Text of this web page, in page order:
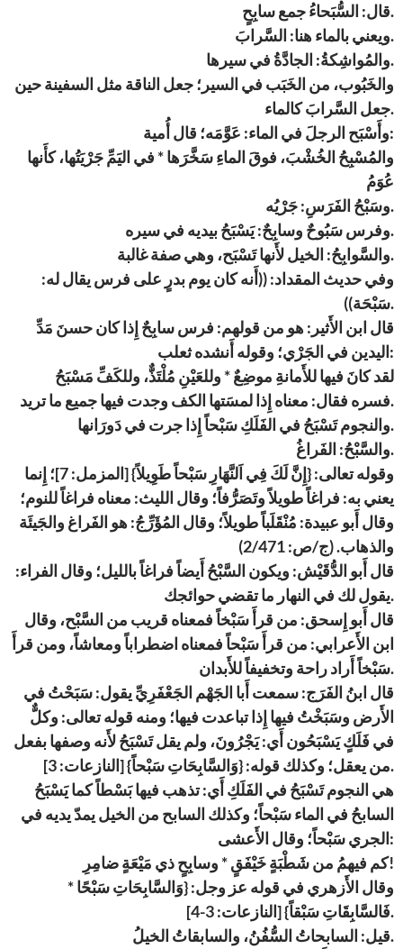
قال: السُّبَحاءُ جمع سابِحٍ.
ويعني بالماء هنا: السَّرابَ.
والمُواشِكةُ: الجادَّةُ في سيرها.
والخَبُوب، من الخَبَب في السير؛ جعل الناقة مثل السفينة حين
جعل السَّرابَ كالماء.
وأَسْبَح الرجلَ في الماء: عَوَّمَه؛ قال أُمية:
والمُسْبِحُ الخُشْبَ، فوقَ الماءِ سَخَّرَها * في اليَمِّ جَرْيَتُها، كأَنها
عُوَمُ
وسَبْحُ الفَرَسِ: جَرْيُه.
وفرس سَبُوحٌ وسابِحٌ: يَسْبَحُ بيديه في سيره.
والسَّوابِحُ: الخيل لأَنها تَسْبَح، وهي صفة غالبة.
وفي حديث المقداد: ((أَنه كان يوم بدرٍ على فرس يقال له:
سَبْحَة)).
قال ابن الأَثير: هو من قولهم: فرس سابِحٌ إِذا كان حسنَ مَدِّ
اليدين في الجَرْي؛ وقوله أَنشده ثعلب:
لقد كانَ فيها للأَمانةِ موضِعٌ * وللعَيْنِ مُلْتَذٌّ، وللكَفِّ مَسْبَحُ
فسره فقال: معناه إِذا لمسَتها الكف وجدت فيها جميع ما تريد.
والنجوم تَسْبَحُ في الفَلَكِ سَبْحاً إِذا جرت في دَورَانها.
والسَّبْحُ: الفَراغُ.
وقوله تعالى: {إِنَّ لَكَ فِي اَلنَّهَارِ سَبْحاً طَوِيلاً} [المزمل: 7]؛ إِنما
يعني به: فراغاً طويلاً وتَصَرُّفاً؛ وقال الليث: معناه فراغاً للنوم؛
وقال أَبو عبيدة: مُنْقَلَباً طويلاً؛ وقال المُؤَرِّجُ: هو الفَراغ والجَيئَة
والذهاب. (ج/ص: 2/471)
قال أَبو الدُّقَيْش: ويكون السَّبْحُ أَيضاً فراغاً بالليل؛ وقال الفراء:
يقول لك في النهار ما تقضي حوائجك.
قال أَبو إِسحق: من قرأَ سَبْخاً فمعناه قريب من السَّبْح، وقال
ابن الأَعرابي: من قرأَ سَبْحاً فمعناه اضطراباً ومعاشاً، ومن قرأَ
سَبْخاً أَراد راحة وتخفيفاً للأَبدان.
قال ابنُ الفَرَج: سمعت أَبا الجَهْم الجَعْفَرِيِّ يقول: سَبَحْتُ في
الأَرض وسَبَخْتُ فيها إِذا تباعدت فيها؛ ومنه قوله تعالى: وكلٌّ
في فَلَكٍ يَسْبَحُون أَي: يَجْرُونَ، ولم يقل تَسْبَحُ لأَنه وصفها بفعل
من يعقل؛ وكذلك قوله: {وَالسَّابِحَاتِ سَبْحاً} [النازعات: 3].
هي النجوم تَسْبَحُ في الفَلَكِ أَي: تذهب فيها بَسْطاً كما يَسْبَحُ
السابحُ في الماء سَبْحاً؛ وكذلك السابح من الخيل يمدّ يديه في
الجري سَبْحاً؛ وقال الأَعشى:
كم فيهمُ من شَطْبَةٍ خَيْفَقٍ * وسابِحٍ ذي مَيْعَةٍ ضامِرِ!
وقال الأَزهري في قوله عز وجل: {وَالسَّابِحَاتِ سَبْحًا *
فَالسَّابِقَاتِ سَبْقاً} [النازعات: 3-4].
قيل: السابحاتُ السُّفُنُ، والسابقاتُ الخيلُ.